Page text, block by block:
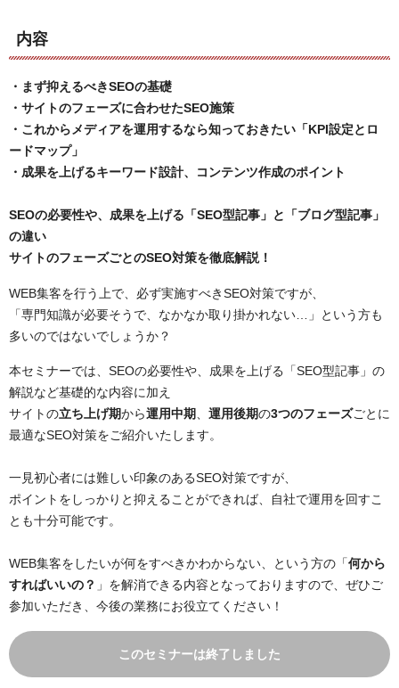
内容
・まず抑えるべきSEOの基礎
・サイトのフェーズに合わせたSEO施策
・これからメディアを運用するなら知っておきたい「KPI設定とロ
ードマップ」
・成果を上げるキーワード設計、コンテンツ作成のポイント
SEOの必要性や、成果を上げる「SEO型記事」と「ブログ型記事」
の違い
サイトのフェーズごとのSEO対策を徹底解説！
WEB集客を行う上で、必ず実施すべきSEO対策ですが、
「専門知識が必要そうで、なかなか取り掛かれない…」という方も
多いのではないでしょうか？
本セミナーでは、SEOの必要性や、成果を上げる「SEO型記事」の
解説など基礎的な内容に加え
サイトの立ち上げ期から運用中期 運用後期の3つのフェーズごとに
最適なSEO対策をご紹介いたします。
一見初心者には難しい印象のあるSEO対策ですが、
ポイントをしっかりと抑えることができれば、自社で運用を回すこ
とも十分可能です。
WEB集客をしたいが何をすべきかわからない、という方の「何から
すればいいの？ 」を解消できる内容となっておりますので、ぜひご
参加いただき、今後の業務にお役立てください！
このセミナーは終了しました